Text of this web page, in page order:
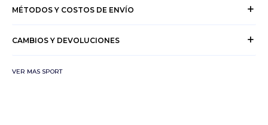
MÉTODOS Y COSTOS DE ENVÍO
CAMBIOS Y DEVOLUCIONES
VER MAS SPORT